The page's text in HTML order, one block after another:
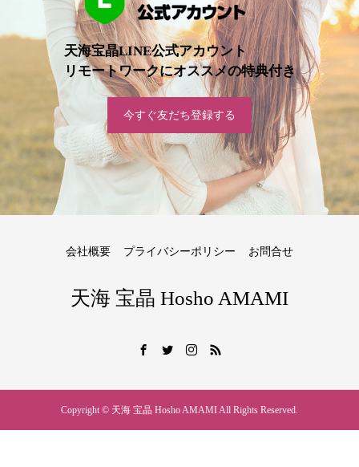
天海宝晶LINE公式アカウント
リモートワークにオススメの特典付き
今すぐ友だち登録する
会社概要 プライバシーポリシー お問合せ
天海 宝晶 Hosho AMAMI
Copyright © 天海 宝晶 Hosho AMAMI All Rights Reserved.